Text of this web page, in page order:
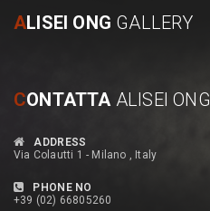
ALISEI ONG GALLERY
CONTATTAALISEI ONG
ADDRESS
Via Colautti 1 - Milano , Italy
PHONE NO
+39 (02) 66805260